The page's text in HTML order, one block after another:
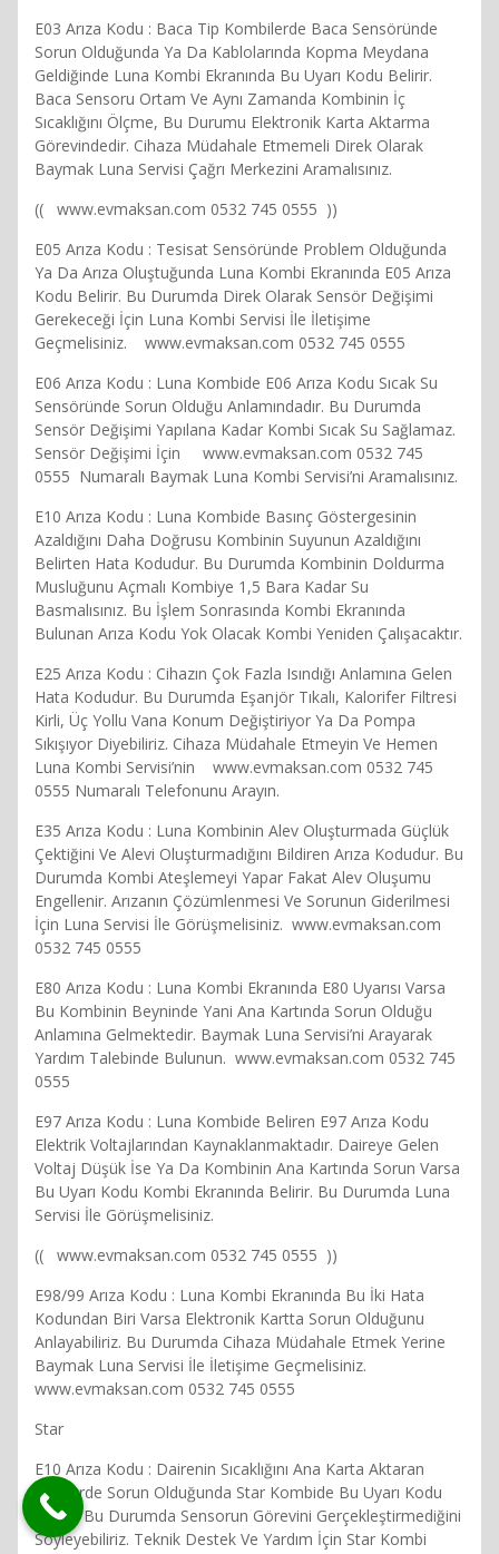
E03 Arıza Kodu : Baca Tip Kombilerde Baca Sensöründe
Sorun Olduğunda Ya Da Kablolarında Kopma Meydana
Geldiğinde Luna Kombi Ekranında Bu Uyarı Kodu Belirir.
Baca Sensoru Ortam Ve Aynı Zamanda Kombinin İç
Sıcaklığını Ölçme, Bu Durumu Elektronik Karta Aktarma
Görevindedir. Cihaza Müdahale Etmemeli Direk Olarak
Baymak Luna Servisi Çağrı Merkezini Aramalısınız.
(( www.evmaksan.com 0532 745 0555 ))
E05 Arıza Kodu : Tesisat Sensöründe Problem Olduğunda
Ya Da Arıza Oluştuğunda Luna Kombi Ekranında E05 Arıza
Kodu Belirir. Bu Durumda Direk Olarak Sensör Değişimi
Gerekeceği İçin Luna Kombi Servisi İle İletişime
Geçmelisiniz. www.evmaksan.com 0532 745 0555
E06 Arıza Kodu : Luna Kombide E06 Arıza Kodu Sıcak Su
Sensöründe Sorun Olduğu Anlamındadır. Bu Durumda
Sensör Değişimi Yapılana Kadar Kombi Sıcak Su Sağlamaz.
Sensör Değişimi İçin www.evmaksan.com 0532 745
0555 Numaralı Baymak Luna Kombi Servisi’ni Aramalısınız.
E10 Arıza Kodu : Luna Kombide Basınç Göstergesinin
Azaldığını Daha Doğrusu Kombinin Suyunun Azaldığını
Belirten Hata Kodudur. Bu Durumda Kombinin Doldurma
Musluğunu Açmalı Kombiye 1,5 Bara Kadar Su
Basmalısınız. Bu İşlem Sonrasında Kombi Ekranında
Bulunan Arıza Kodu Yok Olacak Kombi Yeniden Çalışacaktır.
E25 Arıza Kodu : Cihazın Çok Fazla Isındığı Anlamına Gelen
Hata Kodudur. Bu Durumda Eşanjör Tıkalı, Kalorifer Filtresi
Kirli, Üç Yollu Vana Konum Değiştiriyor Ya Da Pompa
Sıkışıyor Diyebiliriz. Cihaza Müdahale Etmeyin Ve Hemen
Luna Kombi Servisi’nin www.evmaksan.com 0532 745
0555 Numaralı Telefonunu Arayın.
E35 Arıza Kodu : Luna Kombinin Alev Oluşturmada Güçlük
Çektiğini Ve Alevi Oluşturmadığını Bildiren Arıza Kodudur. Bu
Durumda Kombi Ateşlemeyi Yapar Fakat Alev Oluşumu
Engellenir. Arızanın Çözümlenmesi Ve Sorunun Giderilmesi
İçin Luna Servisi İle Görüşmelisiniz. www.evmaksan.com
0532 745 0555
E80 Arıza Kodu : Luna Kombi Ekranında E80 Uyarısı Varsa
Bu Kombinin Beyninde Yani Ana Kartında Sorun Olduğu
Anlamına Gelmektedir. Baymak Luna Servisi’ni Arayarak
Yardım Talebinde Bulunun. www.evmaksan.com 0532 745
0555
E97 Arıza Kodu : Luna Kombide Beliren E97 Arıza Kodu
Elektrik Voltajlarından Kaynaklanmaktadır. Daireye Gelen
Voltaj Düşük İse Ya Da Kombinin Ana Kartında Sorun Varsa
Bu Uyarı Kodu Kombi Ekranında Belirir. Bu Durumda Luna
Servisi İle Görüşmelisiniz.
(( www.evmaksan.com 0532 745 0555 ))
E98/99 Arıza Kodu : Luna Kombi Ekranında Bu İki Hata
Kodundan Biri Varsa Elektronik Kartta Sorun Olduğunu
Anlayabiliriz. Bu Durumda Cihaza Müdahale Etmek Yerine
Baymak Luna Servisi İle İletişime Geçmelisiniz.
www.evmaksan.com 0532 745 0555
Star
E10 Arıza Kodu : Dairenin Sıcaklığını Ana Karta Aktaran
Sensörde Sorun Olduğunda Star Kombide Bu Uyarı Kodu
Belirir. Bu Durumda Sensorun Görevini Gerçekleştirmediğini
Söyleyebiliriz. Teknik Destek Ve Yardım İçin Star Kombi